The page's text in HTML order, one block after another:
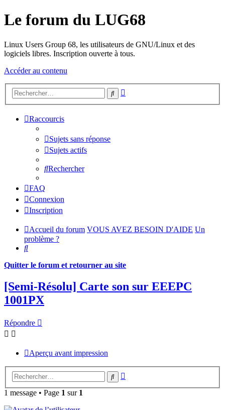
Le forum du LUG68
Linux Users Group 68, les utilisateurs de GNU/Linux et des
logiciels libres. Inscription ouverte à tous.
Accéder au contenu
Rechercher
Raccourcis
Sujets sans réponse
Sujets actifs
Rechercher
FAQ
Connexion
Inscription
Accueil du forum VOUS AVEZ BESOIN D'AIDE Un
problème ?
Rechercher
Quitter le forum et retourner au site
[Semi-Résolu] Carte son sur EEEPC
1001PX
Répondre
Aperçu avant impression
Rechercher
1 message • Page 1 sur 1